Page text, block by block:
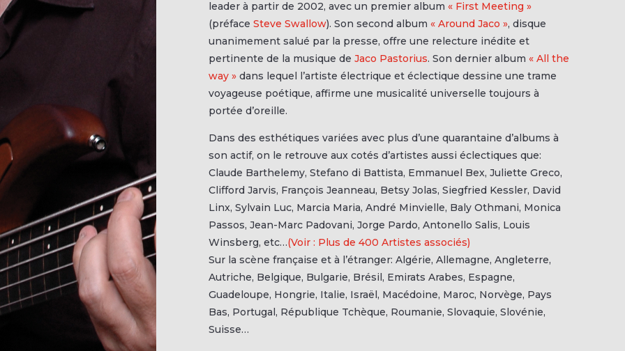
leader à partir de 2002, avec un premier album « First Meeting »
(préface Steve Swallow). Son second album « Around Jaco », disque
unanimement salué par la presse, offre une relecture inédite et
pertinente de la musique de Jaco Pastorius. Son dernier album « All the
way » dans lequel l’artiste électrique et éclectique dessine une trame
voyageuse poétique, affirme une musicalité universelle toujours à
portée d’oreille.
Dans des esthétiques variées avec plus d’une quarantaine d’albums à
son actif, on le retrouve aux cotés d’artistes aussi éclectiques que:
Claude Barthelemy, Stefano di Battista, Emmanuel Bex, Juliette Greco,
Clifford Jarvis, François Jeanneau, Betsy Jolas, Siegfried Kessler, David
Linx, Sylvain Luc, Marcia Maria, André Minvielle, Baly Othmani, Monica
Passos, Jean-Marc Padovani, Jorge Pardo, Antonello Salis, Louis
Winsberg, etc…(Voir : Plus de 400 Artistes associés)
Sur la scène française et à l’étranger: Algérie, Allemagne, Angleterre,
Autriche, Belgique, Bulgarie, Brésil, Emirats Arabes, Espagne,
Guadeloupe, Hongrie, Italie, Israël, Macédoine, Maroc, Norvège, Pays
Bas, Portugal, République Tchèque, Roumanie, Slovaquie, Slovénie,
Suisse…